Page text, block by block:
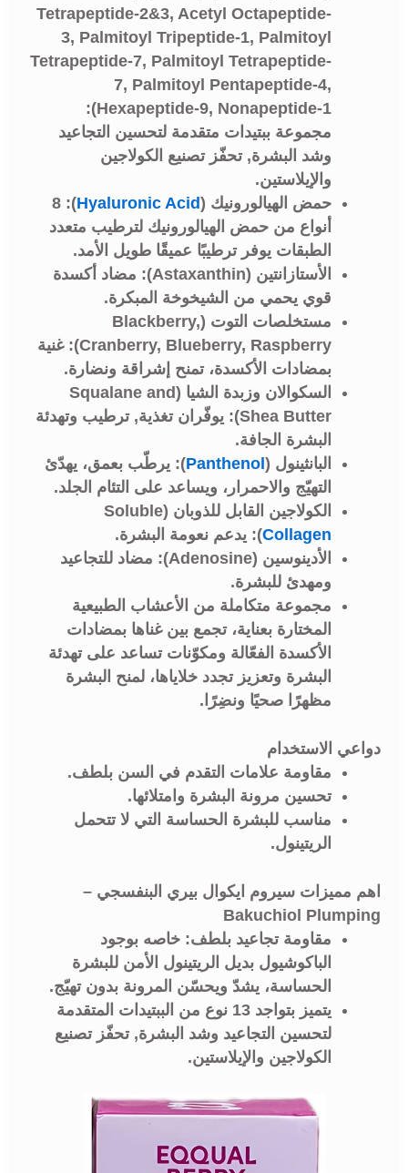
Tetrapeptide-2&3, Acetyl Octapeptide-
3, Palmitoyl Tripeptide-1, Palmitoyl
Tetrapeptide-7, Palmitoyl Tetrapeptide-
7, Palmitoyl Pentapeptide-4,
Hexapeptide-9, Nonapeptide-1):
مجموعة ببتيدات متقدمة لتحسين التجاعيد
وشد البشرة, تحفّز تصنيع الكولاجين
والإيلاستين.
حمض الهيالورونيك (Hyaluronic Acid
): 8
أنواع من حمض الهيالورونيك لترطيب متعدد
الطبقات يوفر ترطيبًا عميقًا طويل الأمد.
الأستازانتين (Astaxanthin):
مضاد أكسدة
قوي يحمي من الشيخوخة المبكرة.
مستخلصات التوت (Blackberry,
Cranberry, Blueberry, Raspberry):
غنية
بمضادات الأكسدة، تمنح إشراقة ونضارة.
السكوالان وزبدة الشيا (Squalane and
Shea Butter): يوفّران تغذية, ترطيب وتهدئة
البشرة الجافة.
البانثينول (Panthenol): يرطّب بعمق، يهدّئ
التهيّج والاحمرار، ويساعد على التئام الجلد.
الكولاجين القابل للذوبان (Soluble
Collagen): يدعم نعومة البشرة.
الأدينوسين (Adenosine): مضاد للتجاعيد
ومهدئ للبشرة.
مجموعة متكاملة من الأعشاب الطبيعية
المختارة بعناية، تجمع بين غناها بمضادات
الأكسدة الفعّالة ومكوّنات تساعد على تهدئة
البشرة وتعزيز تجدد خلاياها، لمنح البشرة
مظهرًا صحيًا ونضِرًا.
دواعي الاستخدام
مقاومة علامات التقدم في السن بلطف.
تحسين مرونة البشرة وامتلائها.
مناسب للبشرة الحساسة التي لا تتحمل
الريتينول.
اهم مميزات سيروم ايكوال بيري البنفسجي –
Bakuchiol Plumping
مقاومة تجاعيد بلطف: خاصه بوجود
الباكوشيول بديل الريتينول الأمن للبشرة
الحساسة، يشدّ ويحسّن المرونة بدون تهيّج.
يتميز بتواجد 13 نوع من الببتيدات المتقدمة
لتحسين التجاعيد وشد البشرة, تحفّز تصنيع
الكولاجين والإيلاستين.